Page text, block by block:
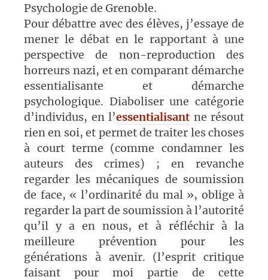
Psychologie de Grenoble.
Pour débattre avec des élèves, j’essaye de
mener le débat en le rapportant à une
perspective de non-reproduction des
horreurs nazi, et en comparant démarche
essentialisante et démarche
psychologique. Diaboliser une catégorie
d’individus, en l’essentialisant ne résout
rien en soi, et permet de traiter les choses
à court terme (comme condamner les
auteurs des crimes) ; en revanche
regarder les mécaniques de soumission
de face, « l’ordinarité du mal », oblige à
regarder la part de soumission à l’autorité
qu’il y a en nous, et à réfléchir à la
meilleure prévention pour les
générations à avenir. (l’esprit critique
faisant pour moi partie de cette